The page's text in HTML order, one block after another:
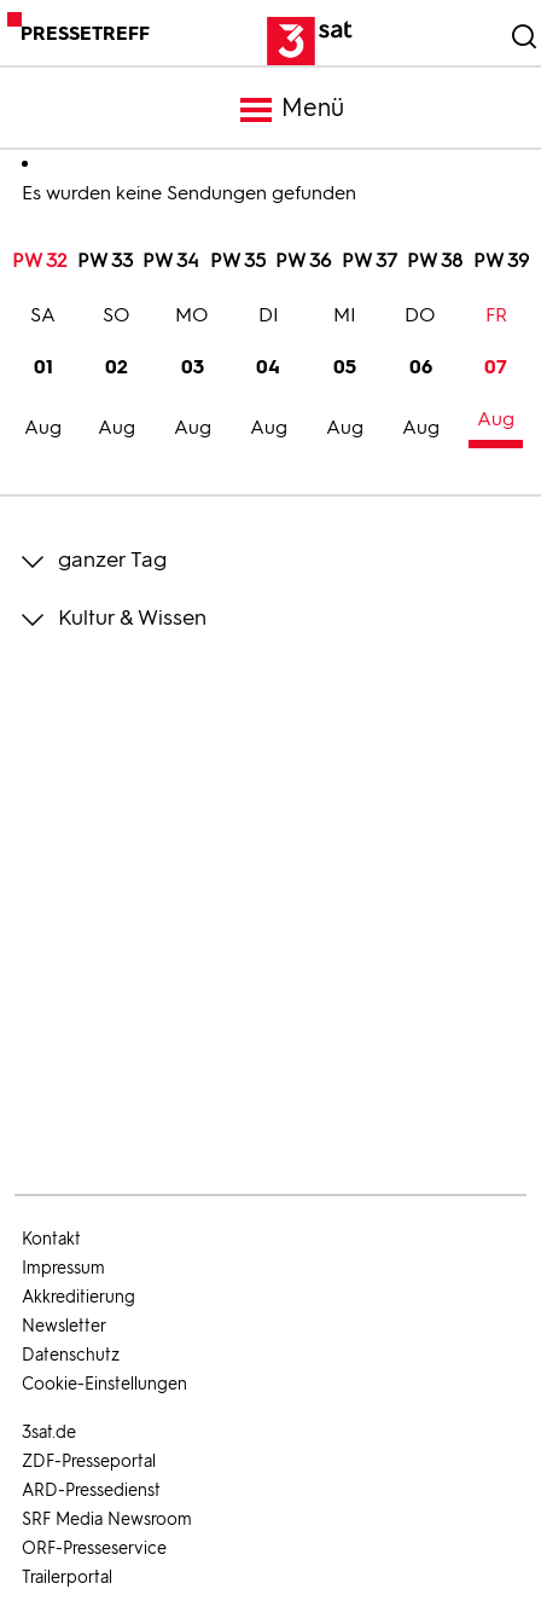
PRESSETREFF
Menü
Meldungen
Programm
Trailer
Bilder
Es wurden keine Sendungen gefunden
PW 32 PW 33 PW 34 PW 35 PW 36 PW 37 PW 38 PW 39
01
Aug
SA
02
Aug
SO
03
Aug
MO
04
Aug
DI
05
Aug
MI
06
Aug
DO
07
Aug
FR
ganzer Tag
Kultur & Wissen
3sat.de
ZDF-Presseportal
ARD-Pressedienst
SRF Media Newsroom
ORF-Presseservice
Trailerportal
Kontakt
Impressum
Akkreditierung
Newsletter
Datenschutz
Cookie-Einstellungen